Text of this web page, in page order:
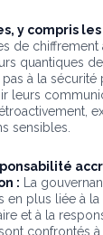
y compris
de
quantiques
à la sécurité
leurs
sensibles.
: La
en plus liée à
et à la
confrontés à